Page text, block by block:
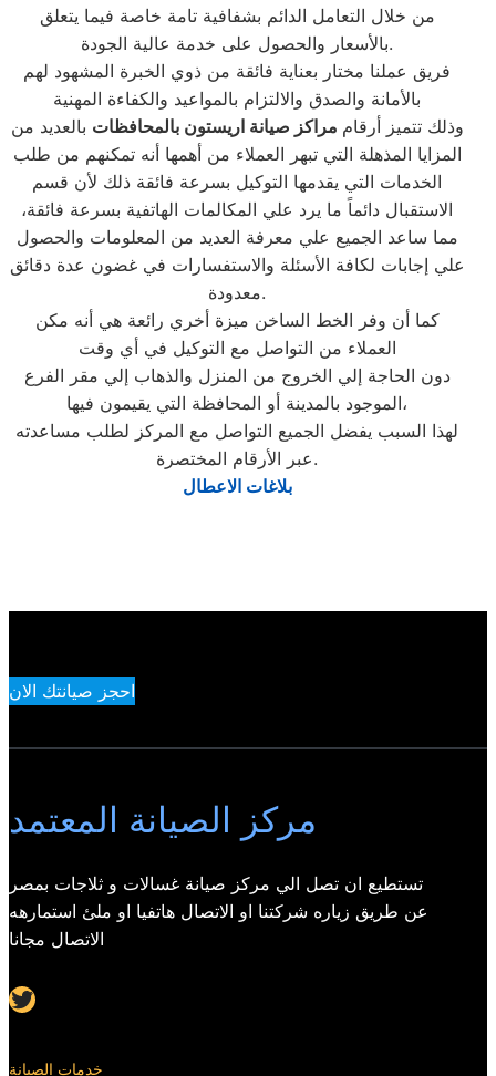
من خلال التعامل الدائم بشفافية تامة خاصة فيما يتعلق
بالأسعار والحصول على خدمة عالية الجودة.
فريق عملنا مختار بعناية فائقة من ذوي الخبرة المشهود لهم
بالأمانة والصدق والالتزام بالمواعيد والكفاءة المهنية
وذلك تتميز أرقام مراكز صيانة اريستون بالمحافظات بالعديد من
المزايا المذهلة التي تبهر العملاء من أهمها أنه تمكنهم من طلب
الخدمات التي يقدمها التوكيل بسرعة فائقة ذلك لأن قسم
الاستقبال دائماً ما يرد علي المكالمات الهاتفية بسرعة فائقة،
مما ساعد الجميع علي معرفة العديد من المعلومات والحصول
علي إجابات لكافة الأسئلة والاستفسارات في غضون عدة دقائق
معدودة.
كما أن وفر الخط الساخن ميزة أخري رائعة هي أنه مكن
العملاء من التواصل مع التوكيل في أي وقت
دون الحاجة إلي الخروج من المنزل والذهاب إلي مقر الفرع
الموجود بالمدينة أو المحافظة التي يقيمون فيها،
لهذا السبب يفضل الجميع التواصل مع المركز لطلب مساعدته
عبر الأرقام المختصرة.
بلاغات الاعطال
احجز صيانتك الان
مركز الصيانة المعتمد
تستطيع ان تصل الي مركز صيانة غسالات و ثلاجات بمصر
عن طريق زياره شركتنا او الاتصال هاتفيا او ملئ استمارهه
الاتصال مجانا
Twitter
خدمات الصيانة